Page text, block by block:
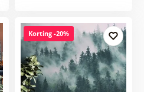
Korting -20%